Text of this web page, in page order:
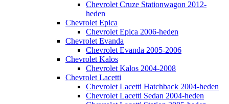
Chevrolet Cruze Stationwagon 2012-
heden
Chevrolet Epica
Chevrolet Epica 2006-heden
Chevrolet Evanda
Chevrolet Evanda 2005-2006
Chevrolet Kalos
Chevrolet Kalos 2004-2008
Chevrolet Lacetti
Chevrolet Lacetti Hatchback 2004-heden
Chevrolet Lacetti Sedan 2004-heden